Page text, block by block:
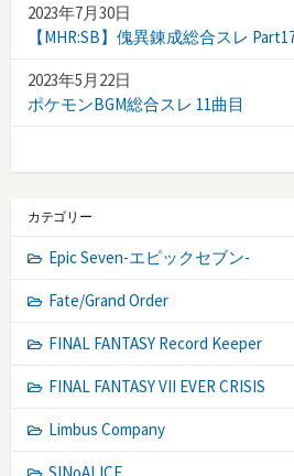
2023年7月30日
【MHR:SB】傀異錬成総合スレ
2023年5月22日
ポケモンBGM総合スレ 11曲目
カテゴリー
Epic Seven-エピックセブン-
Fate/Grand Order
FINAL FANTASY Record Keeper
FINAL FANTASY VII EVER CRISIS
Limbus Company